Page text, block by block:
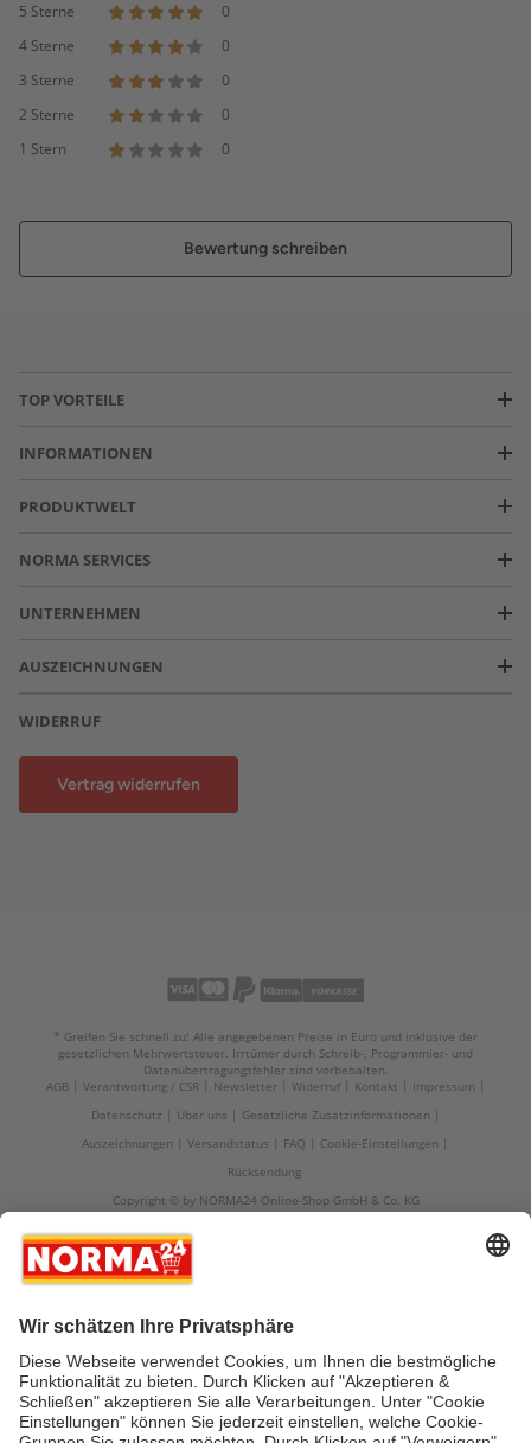
5 Sterne
0
4 Sterne
0
3 Sterne
0
2 Sterne
0
1 Stern
0
Bewertung schreiben
TOP VORTEILE
INFORMATIONEN
PRODUKTWELT
NORMA SERVICES
UNTERNEHMEN
AUSZEICHNUNGEN
WIDERRUF
Vertrag widerrufen
* Greifen Sie schnell zu! Alle angegebenen Preise in Euro und inklusive der
gesetzlichen Mehrwertsteuer. Irrtümer durch Schreib-, Programmier- und
Datenübertragungsfehler sind vorbehalten.
AGB
Verantwortung / CSR Newsletter Widerruf Kontakt
Impressum
Datenschutz
Über uns
Gesetzliche Zusatzinformationen
Auszeichnungen
Versandstatus FAQ
Cookie-Einstellungen
Rücksendung
Copyright © by NORMA24 Online-Shop GmbH & Co. KG